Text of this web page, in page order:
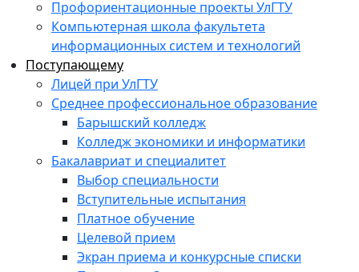
Профориентационные проекты УлГТУ
Компьютерная школа факультета
информационных систем и технологий
Поступающему
Лицей при УлГТУ
Среднее профессиональное образование
Барышский колледж
Колледж экономики и информатики
Бакалавриат и специалитет
Выбор специальности
Вступительные испытания
Платное обучение
Целевой прием
Экран приема и конкурсные списки